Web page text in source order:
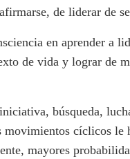
de liderar de
en aprender a
de vida y lograr de
búsqueda,
cíclicos le
mayores